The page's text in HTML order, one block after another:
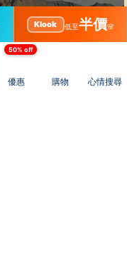
】湯之平展望所
Klook 低至半價🌸
50% off
優惠 購物 心情搜尋